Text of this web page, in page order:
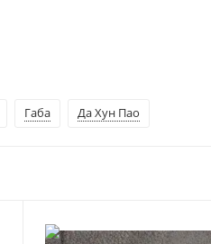
Габа Да Хун Пао